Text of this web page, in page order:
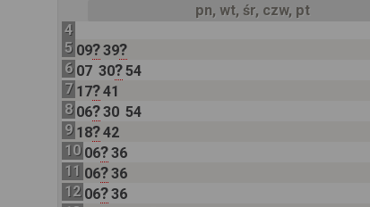
pn, wt, śr, czw, pt
4
5 09?39?
6 07 30?54
7 17?41
8 06?30 54
9 18?42
10 06?36
11 06?36
12 06?36